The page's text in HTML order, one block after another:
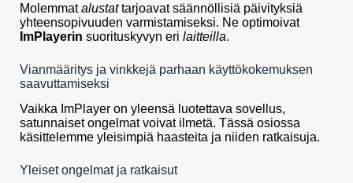
Molemmatalustattarjoavat säännöllisiä päivityksiä
yhteensopivuuden varmistamiseksi. Ne optimoivat
ImPlayerin suorituskyvyn eri laitteilla.
Vianmääritys ja vinkkejä parhaan käyttökokemuksen
saavuttamiseksi
Vaikka ImPlayer on yleensä luotettava sovellus,
satunnaiset ongelmat voivat ilmetä. Tässä osiossa
käsittelemme yleisimpiä haasteita ja niiden ratkaisuja.
Yleiset ongelmat ja ratkaisut